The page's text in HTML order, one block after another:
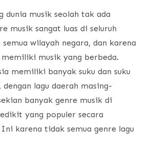
dunia musik seolah tak ada
musik sangat luas di seluruh
wilayah negara, dan karena
musik yang berbeda.
memiliki banyak suku dan suku
dengan lagu daerah masing-
banyak genre musik di
yang populer secara
karena tidak semua genre lagu